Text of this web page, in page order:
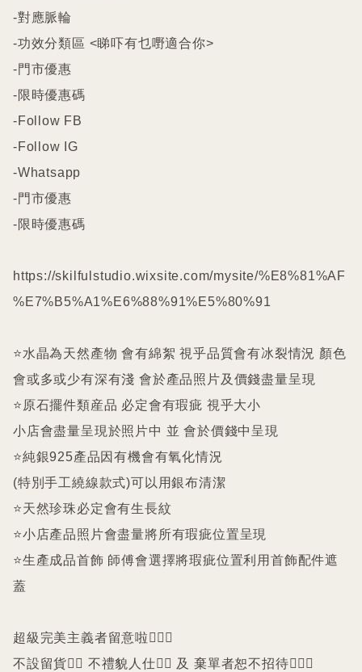
-對應脈輪
-功效分類區 <睇吓有乜嘢適合你>
-門市優惠
-限時優惠碼
-Follow FB
-Follow IG
-Whatsapp
-門市優惠
-限時優惠碼
https://skilfulstudio.wixsite.com/mysite/%E8%81%AF
%E7%B5%A1%E6%88%91%E5%80%91
⭐️水晶為天然產物 會有綿絮 視乎品質會有冰裂情況 顏色
會或多或少有深有淺 會於產品照片及價錢盡量呈現
⭐️原石擺件類産品 必定會有瑕疵 視乎大小
小店會盡量呈現於照片中 並 會於價錢中呈現
⭐️純銀925產品因有機會有氧化情況
(特別手工繞線款式)可以用銀布清潔
⭐️天然珍珠必定會有生長紋
⭐️小店產品照片會盡量將所有瑕疵位置呈現
⭐️生產成品首飾 師傅會選擇將瑕疵位置利用首飾配件遮
蓋
超級完美主義者留意啦🙇🏻‍♀️
不設留貨🙅‍♀️ 不禮貌人仕🙅‍♀️ 及 棄單者恕不招待🙇🏻‍♀️